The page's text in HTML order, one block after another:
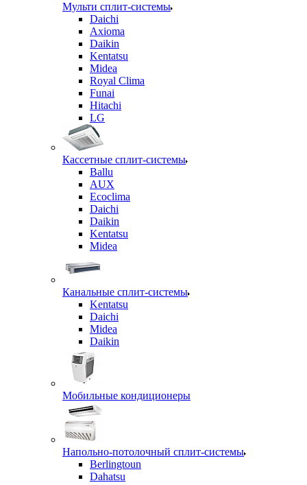
Мульти сплит-системы
Daichi
Axioma
Daikin
Kentatsu
Midea
Royal Clima
Funai
Hitachi
LG
Кассетные сплит-системы
Ballu
AUX
Ecoclima
Daichi
Daikin
Kentatsu
Midea
Канальные сплит-системы
Kentatsu
Daichi
Midea
Daikin
Мобильные кондиционеры
Напольно-потолочный сплит-системы
Berlingtoun
Dahatsu